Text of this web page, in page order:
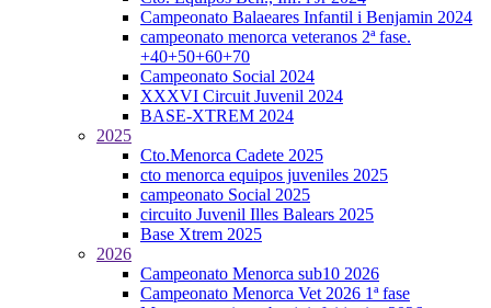
Campeonato Balaeares Infantil i Benjamin 2024
campeonato menorca veteranos 2ª fase.
+40+50+60+70
Campeonato Social 2024
XXXVI Circuit Juvenil 2024
BASE-XTREM 2024
2025
Cto.Menorca Cadete 2025
cto menorca equipos juveniles 2025
campeonato Social 2025
circuito Juvenil Illes Balears 2025
Base Xtrem 2025
2026
Campeonato Menorca sub10 2026
Campeonato Menorca Vet 2026 1ª fase